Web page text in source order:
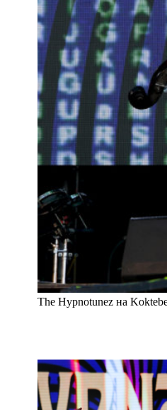
The Hypnotunez на